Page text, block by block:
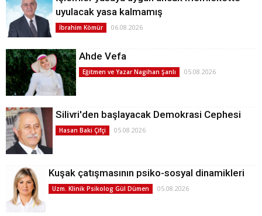
uyulacak yasa kalmamış
İbrahim Kömür 06.08.2026
Ahde Vefa
Eğitmen ve Yazar Nagihan Şanlı 05.08.2026
Silivri'den başlayacak Demokrasi Cephesi
Hasan Baki Çifçi 05.08.2026
Kuşak çatışmasının psiko-sosyal dinamikleri
Uzm. Klinik Psikolog Gül Dümen 05.08.2026